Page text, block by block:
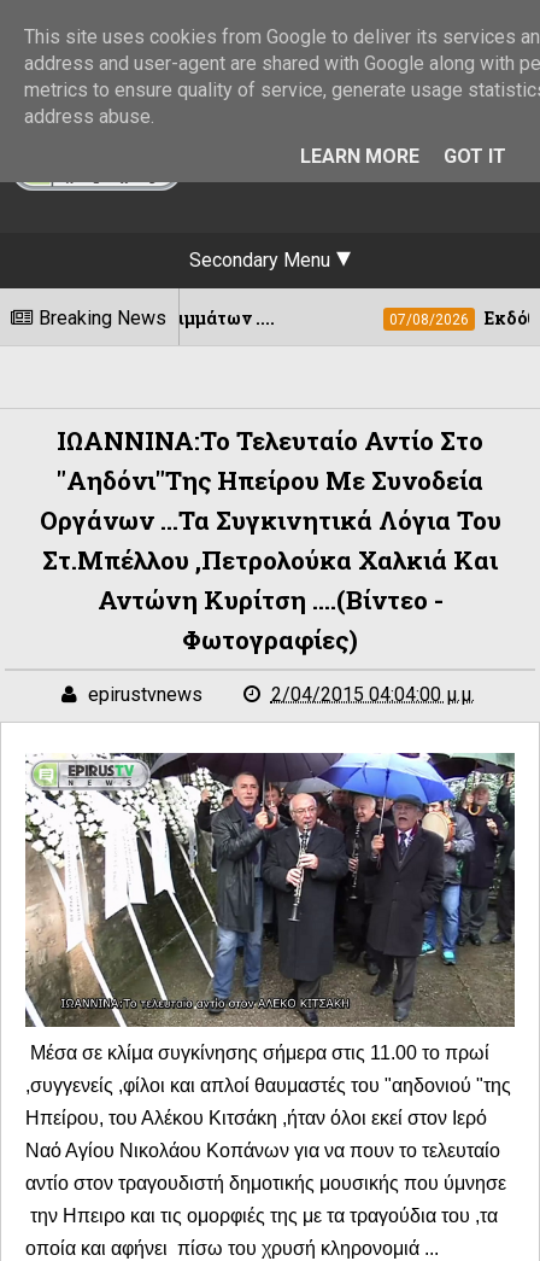
Secondary Menu
Breaking News
.... 07/08/2026 Εκδόθηκε η ΚΥΑ για τη
ΙΩΑΝΝΙΝΑ:Το Τελευταίο Αντίο Στο
"αηδόνι"της Ηπείρου Με Συνοδεία
Οργάνων ...Τα Συγκινητικά Λόγια Του
Στ.Μπέλλου ,Πετρολούκα Χαλκιά Και
Αντώνη Κυρίτση ....(βίντεο -
Φωτογραφίες)
epirustvnews 2/04/2015 04:04:00 μ.μ.
Μέσα σε κλίμα συγκίνησης σήμερα στις 11.00 το πρωί
,συγγενείς ,φίλοι και απλοί θαυμαστές του "αηδονιού "της
Ηπείρου, του Αλέκου Κιτσάκη ,ήταν όλοι εκεί στον Ιερό
Ναό Αγίου Νικολάου Κοπάνων για να πουν το τελευταίο
αντίο στον τραγουδιστή δημοτικής μουσικής που ύμνησε
την Ηπειρο και τις ομορφιές της με τα τραγούδια του ,τα
οποία και αφήνει πίσω του χρυσή κληρονομιά ...
This site uses cookies from Google to deliver its services
address and user-agent are shared with Google along with
metrics to ensure quality of service, generate usage
address abuse.
LEARN MORE
GOT IT